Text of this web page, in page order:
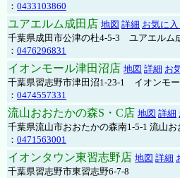
： 0433103860
ユアエルム成田店 地図 詳細 お気に
千葉県成田市公津の杜4-5-3 ユアエルム
： 0476296831
イオンモール津田沼店 地図 詳細 お
千葉県習志野市津田沼1-23-1 イオンモ
： 0474557331
流山おおたかの森S・C店 地図 詳細
千葉県流山市おおたかの森南1-5-1 流山お
： 0471563001
イオンタウン東習志野店 地図 詳細
千葉県習志野市東習志野6-7-8